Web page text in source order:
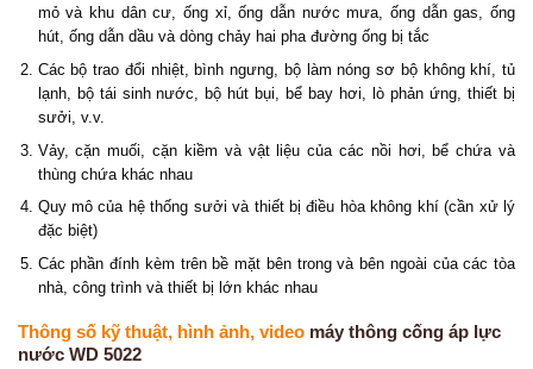
mỏ và khu dân cư, ống xỉ, ống dẫn nước mưa, ống dẫn gas, ống
hút, ống dẫn dầu và dòng chảy hai pha đường ống bị tắc
Các bộ trao đổi nhiệt, bình ngưng, bộ làm nóng sơ bộ không khí, tủ
lạnh, bộ tái sinh nước, bộ hút bụi, bể bay hơi, lò phản ứng, thiết bị
sưởi, v.v.
Vảy, cặn muối, cặn kiềm và vật liệu của các nồi hơi, bể chứa và
thùng chứa khác nhau
Quy mô của hệ thống sưởi và thiết bị điều hòa không khí (cần xử lý
đặc biệt)
Các phần đính kèm trên bề mặt bên trong và bên ngoài của các tòa
nhà, công trình và thiết bị lớn khác nhau
Thông số kỹ thuật, hình ảnh, video máy thông cống áp lực
nước WD 5022